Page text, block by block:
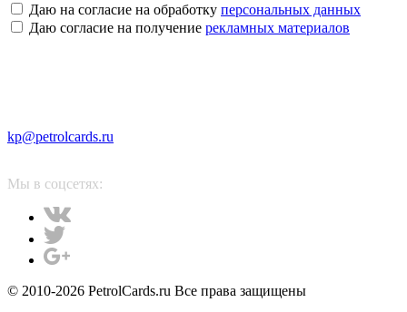
Даю на согласие на обработку персональных данных
Даю согласие на получение рекламных материалов
kp@petrolcards.ru
Мы в соцсетях:
© 2010-2026 PetrolCards.ru Все права защищены